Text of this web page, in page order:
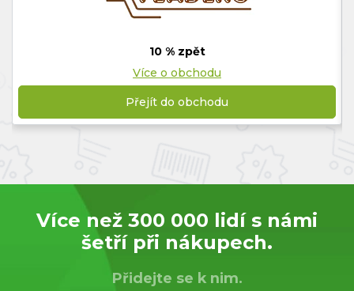
10 % zpět
Více o obchodu
Přejít do obchodu
Více než 300 000 lidí s námi
šetří při nákupech.
Přidejte se k nim.